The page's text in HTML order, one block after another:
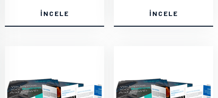
İNCELE İNCELE